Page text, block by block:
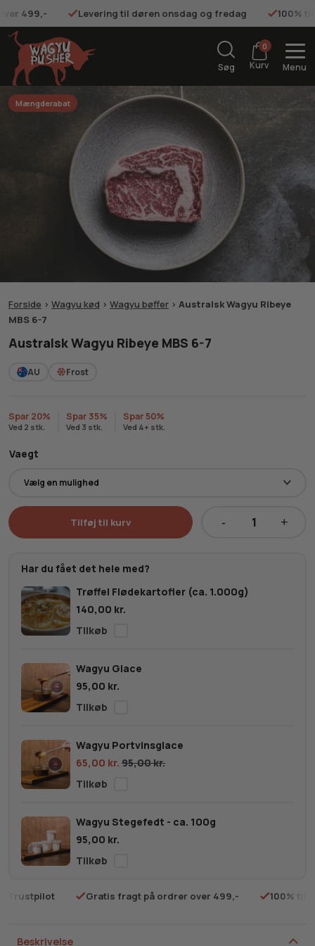
499,- Levering til døren onsdag og fredag 100%
Søg
0
Kurv Menu
Beskrivelse
Mængderabat
Forside > Wagyu kød > Wagyu bøffer > Australsk Wagyu Ribeye
MBS 6-7
Australsk Wagyu Ribeye MBS 6-7
AU Frost
Spar 20%
Ved 2 stk.
Spar 35%
Ved 3 stk.
Spar 50%
Ved 4+ stk.
Vaegt
Har du fået det hele med?
Trøffel Flødekartofler (ca. 1.000g)
140,00 kr.
Wagyu Glace
95,00 kr.
Wagyu Portvinsglace
65,00 kr. 95,00kr.
Wagyu Stegefedt - ca. 100g
95,00 kr.
6-
Tilføj til kurv
Trustpilot Gratis fragt på ordrer over 499,- 100%